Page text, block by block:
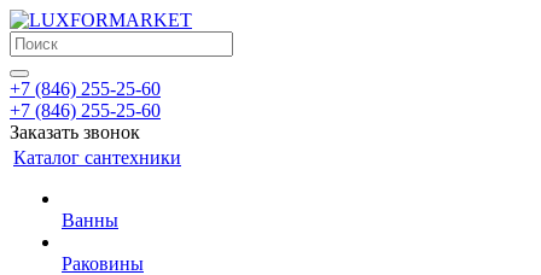
+7 (846) 255-25-60
+7 (846) 255-25-60
Заказать звонок
Каталог сантехники
Ванны
Раковины